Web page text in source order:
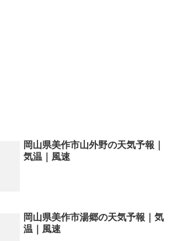
岡山県美作市山外野の天気予報｜
気温｜風速
岡山県美作市湯郷の天気予報｜気
温｜風速